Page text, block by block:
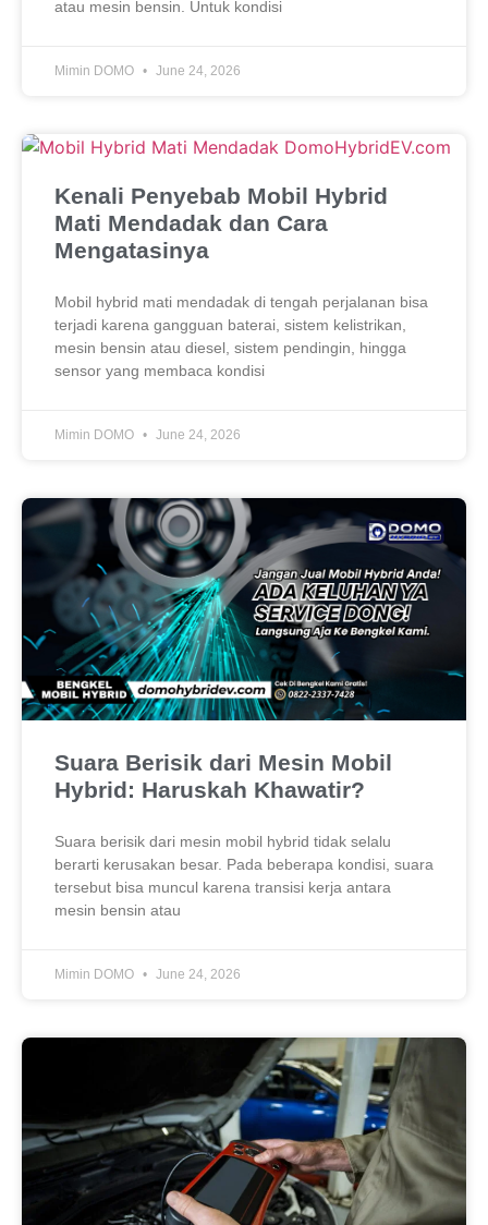
atau mesin bensin. Untuk kondisi
Mimin DOMO June 24, 2026
Kenali Penyebab Mobil Hybrid
Mati Mendadak dan Cara
Mengatasinya
Mobil hybrid mati mendadak di tengah perjalanan bisa
terjadi karena gangguan baterai, sistem kelistrikan,
mesin bensin atau diesel, sistem pendingin, hingga
sensor yang membaca kondisi
Mimin DOMO June 24, 2026
Suara Berisik dari Mesin Mobil
Hybrid: Haruskah Khawatir?
Suara berisik dari mesin mobil hybrid tidak selalu
berarti kerusakan besar. Pada beberapa kondisi, suara
tersebut bisa muncul karena transisi kerja antara
mesin bensin atau
Mimin DOMO June 24, 2026